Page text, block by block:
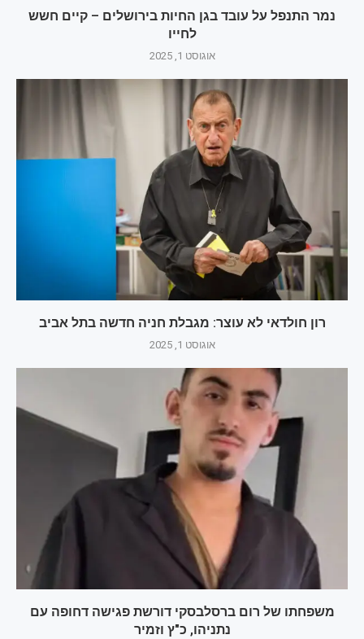
נמר התנפל על עובד בגן החיות בירושלים – קיים חשש
לחייו
אוגוסט 1, 2025
רון חולדאי לא עוצר: מגבלת חניה חדשה בתל אביב
אוגוסט 1, 2025
משפחתו של רום ברסלבסקי דורשת פגישה דחופה עם
נתניהו, כ"ץ וזמיר